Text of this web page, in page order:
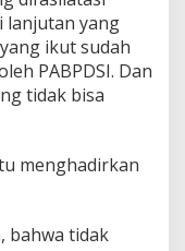
lanjutan yang
ikut sudah
PABPDSI. Dan
tidak bisa
menghadirkan
bahwa tidak